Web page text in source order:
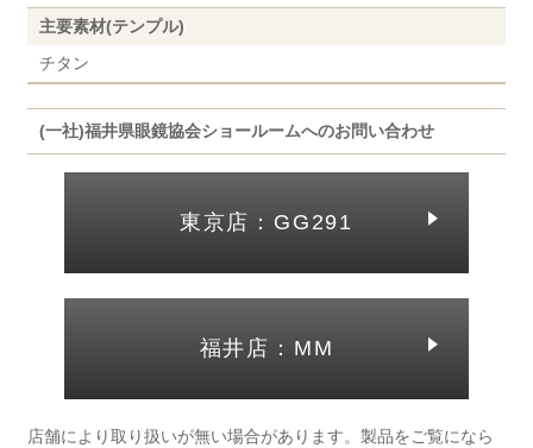
主要素材(テンプル)
チタン
(一社)福井県眼鏡協会ショールームへのお問い合わせ
東京店：GG291
福井店：MM
店舗により取り扱いが無い場合があります。製品をご覧になら